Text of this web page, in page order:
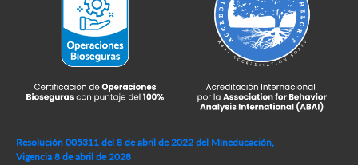
Resolución 005311 del 8 de abril de 2022 del Mineducación,
Vigencia 8 de abril de 2028